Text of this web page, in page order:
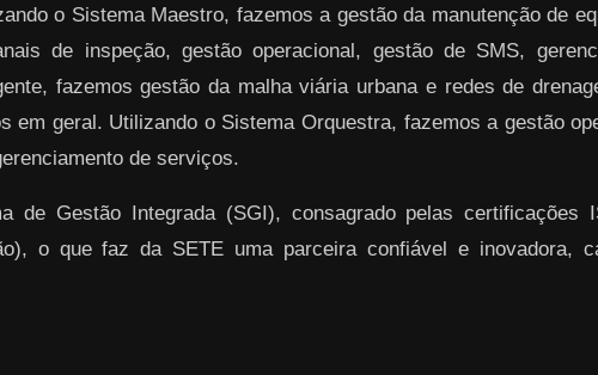
o Sistema Maestro, fazemos a gestão da manutenção de
de inspeção, gestão operacional, gestão de SMS,
fazemos gestão da malha viária urbana e redes de
em geral. Utilizando o Sistema Orquestra, fazemos a gestão
de serviços.
de Gestão Integrada (SGI), consagrado pelas certificações
o que faz da SETE uma parceira confiável e inovadora,